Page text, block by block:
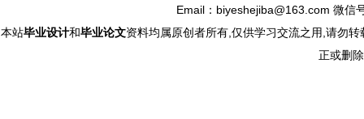
Email：biyeshejiba@163.com 微
本站毕业设计和毕业论文资料均属原创者所有,仅供学习交流之用,请勿
正或删